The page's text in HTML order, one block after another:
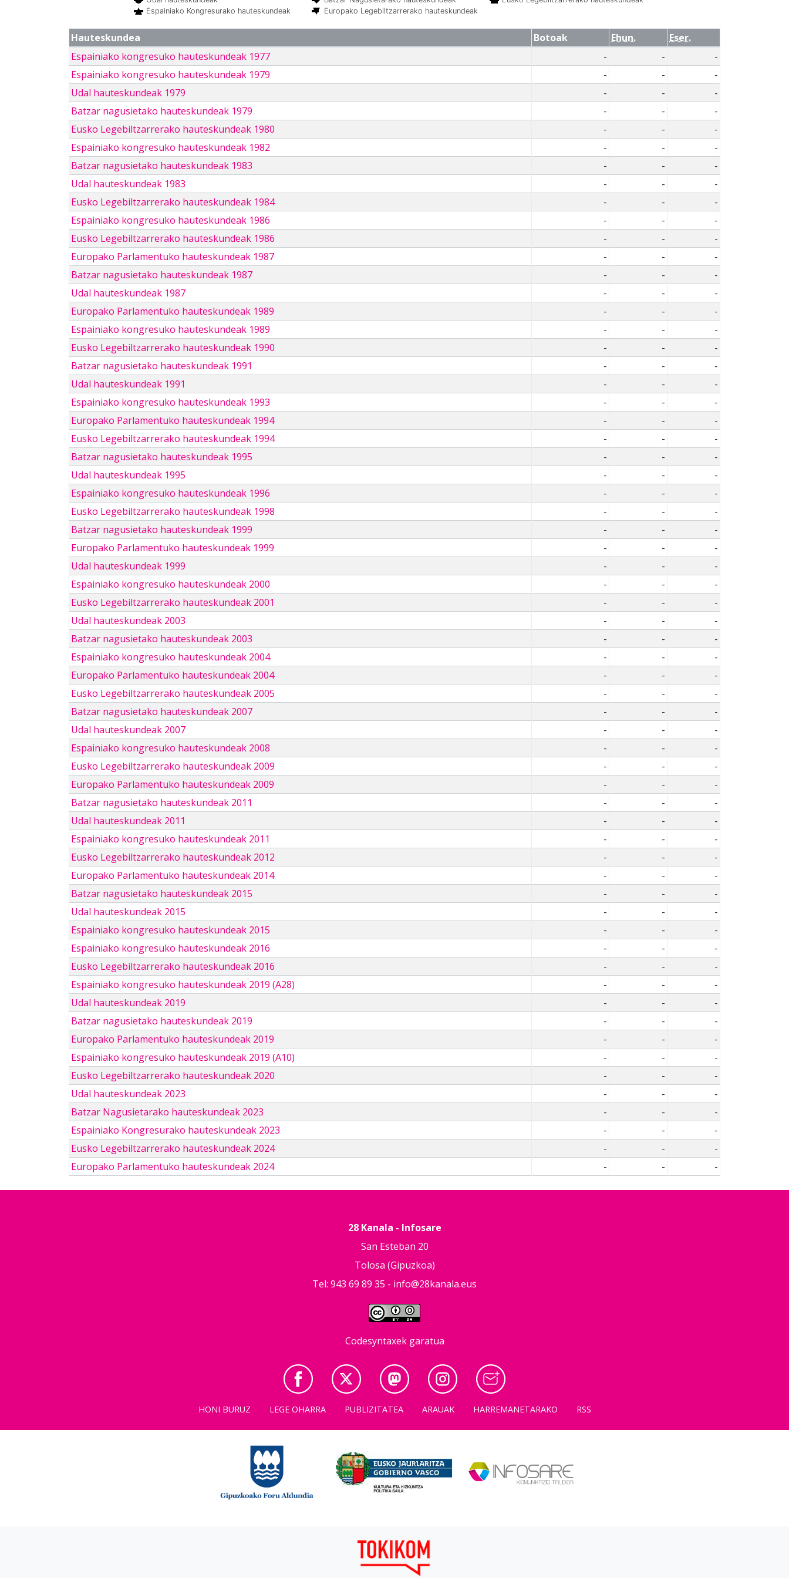
Espainiako Kongresurako hauteskundeak
Europako Legebiltzarrerako hauteskundeak
Hauteskundea Botoak Ehun.
Eser.
Espainiako kongresuko hauteskundeak 1977
- -
-
Espainiako kongresuko hauteskundeak 1979
- -
-
Udal hauteskundeak 1979
- -
-
Batzar nagusietako hauteskundeak 1979
- -
-
Eusko Legebiltzarrerako hauteskundeak 1980
- -
-
Espainiako kongresuko hauteskundeak 1982
- -
-
Batzar nagusietako hauteskundeak 1983
- -
-
Udal hauteskundeak 1983
- -
-
Eusko Legebiltzarrerako hauteskundeak 1984
- -
-
Espainiako kongresuko hauteskundeak 1986
- -
-
Eusko Legebiltzarrerako hauteskundeak 1986
- -
-
Europako Parlamentuko hauteskundeak 1987
- -
-
Batzar nagusietako hauteskundeak 1987
- -
-
Udal hauteskundeak 1987
- -
-
Europako Parlamentuko hauteskundeak 1989
- -
-
Espainiako kongresuko hauteskundeak 1989
- -
-
Eusko Legebiltzarrerako hauteskundeak 1990
- -
-
Batzar nagusietako hauteskundeak 1991
- -
-
Udal hauteskundeak 1991
- -
-
Espainiako kongresuko hauteskundeak 1993
- -
-
Europako Parlamentuko hauteskundeak 1994
- -
-
Eusko Legebiltzarrerako hauteskundeak 1994
- -
-
Batzar nagusietako hauteskundeak 1995
- -
-
Udal hauteskundeak 1995
- -
-
Espainiako kongresuko hauteskundeak 1996
- -
-
Eusko Legebiltzarrerako hauteskundeak 1998
- -
-
Batzar nagusietako hauteskundeak 1999
- -
-
Europako Parlamentuko hauteskundeak 1999
- -
-
Udal hauteskundeak 1999
- -
-
Espainiako kongresuko hauteskundeak 2000
- -
-
Eusko Legebiltzarrerako hauteskundeak 2001
- -
-
Udal hauteskundeak 2003
- -
-
Batzar nagusietako hauteskundeak 2003
- -
-
Espainiako kongresuko hauteskundeak 2004
- -
-
Europako Parlamentuko hauteskundeak 2004
- -
-
Eusko Legebiltzarrerako hauteskundeak 2005
- -
-
Batzar nagusietako hauteskundeak 2007
- -
-
Udal hauteskundeak 2007
- -
-
Espainiako kongresuko hauteskundeak 2008
- -
-
Eusko Legebiltzarrerako hauteskundeak 2009
- -
-
Europako Parlamentuko hauteskundeak 2009
- -
-
Batzar nagusietako hauteskundeak 2011
- -
-
Udal hauteskundeak 2011
- -
-
Espainiako kongresuko hauteskundeak 2011
- -
-
Eusko Legebiltzarrerako hauteskundeak 2012
- -
-
Europako Parlamentuko hauteskundeak 2014
- -
-
Batzar nagusietako hauteskundeak 2015
- -
-
Udal hauteskundeak 2015
- -
-
Espainiako kongresuko hauteskundeak 2015
- -
-
Espainiako kongresuko hauteskundeak 2016
- -
-
Eusko Legebiltzarrerako hauteskundeak 2016
- -
-
Espainiako kongresuko hauteskundeak 2019 (A28)
- -
-
Udal hauteskundeak 2019
- -
-
Batzar nagusietako hauteskundeak 2019
- -
-
Europako Parlamentuko hauteskundeak 2019
- -
-
Espainiako kongresuko hauteskundeak 2019 (A10)
- -
-
Eusko Legebiltzarrerako hauteskundeak 2020
- -
-
Udal hauteskundeak 2023
- -
-
Batzar Nagusietarako hauteskundeak 2023
- -
-
Espainiako Kongresurako hauteskundeak 2023
- -
-
Eusko Legebiltzarrerako hauteskundeak 2024
- -
-
Europako Parlamentuko hauteskundeak 2024
- - -
28 Kanala - Infosare
San Esteban 20
Tolosa (Gipuzkoa)
Tel: 943 69 89 35 - info@28kanala.eus
Codesyntaxek garatua
HONI BURUZ LEGE OHARRA PUBLIZITATEA ARAUAK HARREMANETARAKO RSS